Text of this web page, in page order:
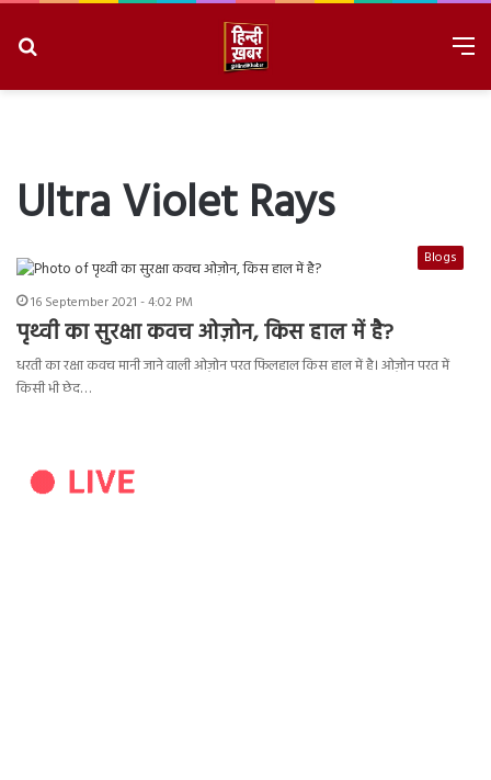
Ultra Violet Rays
Blogs
16 September 2021 - 4:02 PM
पृथ्वी का सुरक्षा कवच ओज़ोन, किस हाल में है?
धरती का रक्षा कवच मानी जाने वाली ओज़ोन परत फिलहाल किस हाल में है। ओज़ोन परत में
किसी भी छेद…